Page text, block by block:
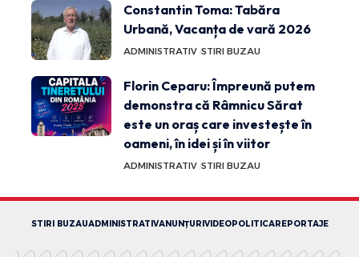
Constantin Toma: Tabăra
Urbană, Vacanța de vară 2026
ADMINISTRATIV STIRI BUZAU
Florin Ceparu: Împreună putem
demonstra că Râmnicu Sărat
este un oraș care investește în
oameni, în idei și în viitor
ADMINISTRATIV STIRI BUZAU
STIRI BUZAUADMINISTRATIVANUNȚURIVIDEOPOLITICAREPORTAJE